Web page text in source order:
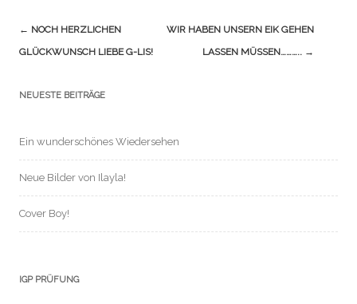
Navigation
(Beiträge)
← NOCH HERZLICHEN
GLÜCKWUNSCH LIEBE G-LIS!
WIR HABEN UNSERN EIK GEHEN
LASSEN MÜSSEN……….. →
NEUESTE BEITRÄGE
Ein wunderschönes Wiedersehen
Neue Bilder von Ilayla!
Cover Boy!
IGP PRÜFUNG